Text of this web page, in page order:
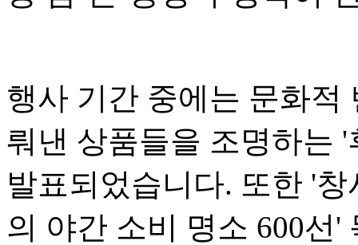
행사 기간 중에는 문화적
뤄낸 상품들을 조명하는
발표되었습니다. 또한 '
의 야간 소비 명소 600선